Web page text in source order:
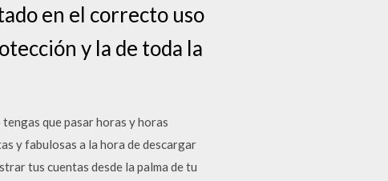
en el correcto uso
y la de toda la
que pasar horas y horas
y fabulosas a la hora de descargar
tus cuentas desde la palma de tu